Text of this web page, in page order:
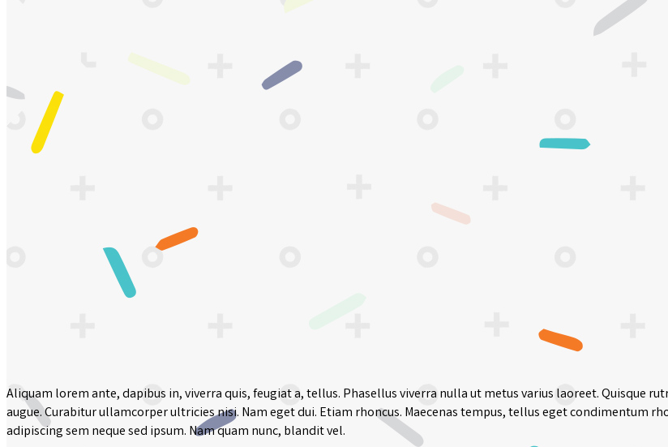
Aliquam lorem ante, dapibus in, viverra quis, feugiat a, tellus. Phasellus viverra nulla ut metus varius laoreet. Quisque
augue. Curabitur ullamcorper ultricies nisi. Nam eget dui. Etiam rhoncus. Maecenas tempus, tellus eget condimentum
adipiscing sem neque sed ipsum. Nam quam nunc, blandit vel.